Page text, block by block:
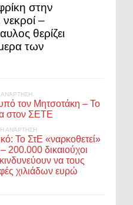
στην
–
θερίζει
των
τον Μητσοτάκη – Το
στον ΣΕΤΕ
ΑΝΆΡΤΗΣΗ
Το ΣτΕ «ναρκοθετεί»
200.000 δικαιούχοι
να τους
χιλιάδων ευρώ